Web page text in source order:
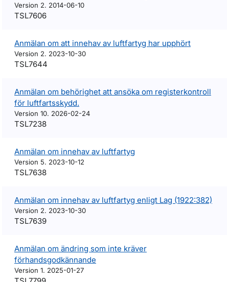
Version 2. 2014-06-10
TSL7606
Anmälan om att innehav av luftfartyg har upphört
Version 2. 2023-10-30
TSL7644
Anmälan om behörighet att ansöka om registerkontroll
för luftfartsskydd.
Version 10. 2026-02-24
TSL7238
Anmälan om innehav av luftfartyg
Version 5. 2023-10-12
TSL7638
Anmälan om innehav av luftfartyg enligt Lag (1922:382)
Version 2. 2023-10-30
TSL7639
Anmälan om ändring som inte kräver
förhandsgodkännande
Version 1. 2025-01-27